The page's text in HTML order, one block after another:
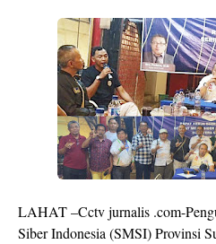
LAHAT –Cctv jurnalis .com-
Siber Indonesia (SMSI) Provinsi